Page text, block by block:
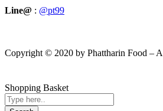
Line@ : @pt99
Copyright © 2020 by Phattharin Food –
Shopping Basket